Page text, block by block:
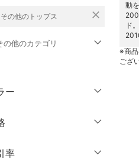
その他のトップス close
の他のカテゴリ
ンツ
ンピース・ドレス
カート
ー
率
動
ド。
※商
ござ